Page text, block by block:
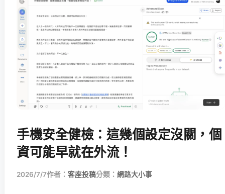
手機安全健檢：這幾個設定沒關，個
資可能早就在外流！
2026/7/7作者： 客座投稿分類： 網路大小事